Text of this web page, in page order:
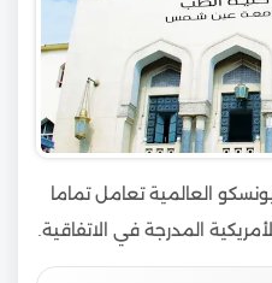
العالمية تعامل تماما
المدرجة في الاتفاقية.